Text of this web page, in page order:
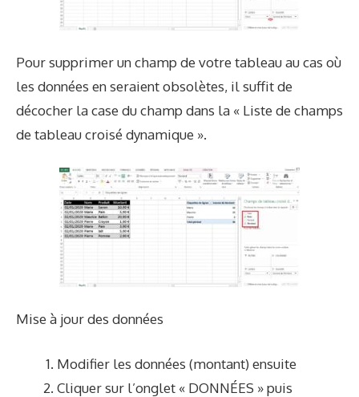
Pour supprimer un champ de votre tableau au cas où
les données en seraient obsolètes, il suffit de
décocher la case du champ dans la « Liste de champs
de tableau croisé dynamique ».
Mise à jour des données
Modifier les données (montant) ensuite
Cliquer sur l’onglet « DONNÉES » puis